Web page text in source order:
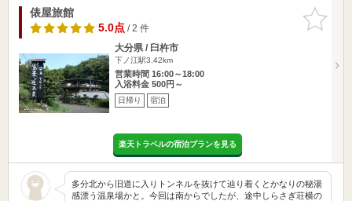
お気に入
りに追加
俵屋旅館
5.0点/ 2 件
大分県 / 臼杵市
下ノ江駅3.42km
営業時間 16:00～18:00
入浴料金 500円～
日帰り 宿泊
楽天トラベルの宿泊プランを見る
多分北から旧道に入りトンネルを抜けて辿り着くとかなりの秘湯
感漂う温泉場かと。今回は南からでしたが、途中しらさぎ荘横の